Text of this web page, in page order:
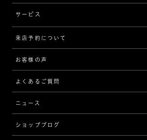
イエローゴールド
コンビネーション
[フォルムから選ぶ]
ストレート
ウェーブ
V字
リング
ネックレス/ペンダント
ピアス/イヤリング
ブレスレット
品質
歴史
企業の取り組み
サービス
サービスについて
アフターサービス
MESSAGE IN DIAMOND
品質保証
ブライダルアイテム
来店予約について
お客様の声
よくあるご質問
ニュース
ショップブログ